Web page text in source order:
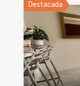
Destacada